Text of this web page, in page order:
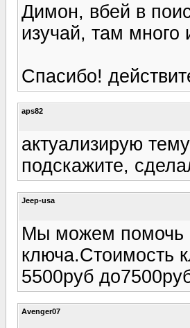
Димон, вбей в
изучай, там много
Спасибо!
aps82
актуализирую
подскажите,
Jeep-usa
Мы можем помочь
ключа.Стоимость
5500руб
Avenger07